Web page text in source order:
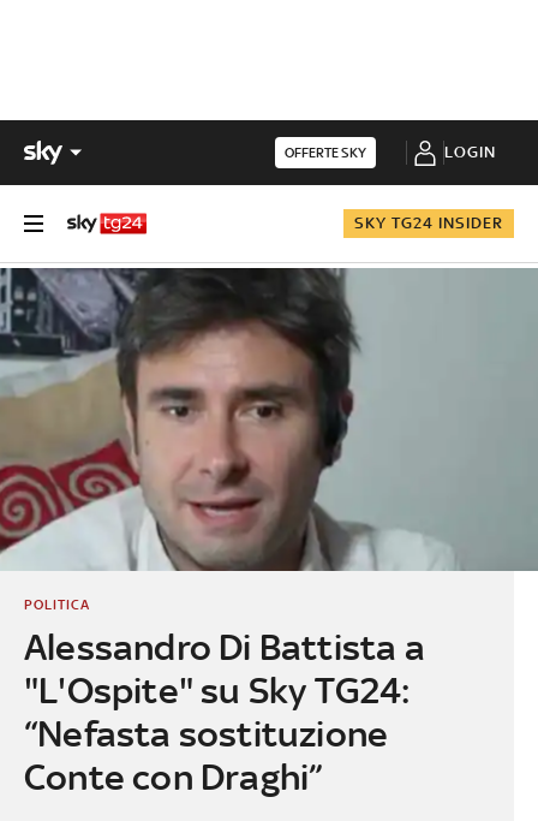
OFFERTE SKY LOGIN
SKY TG24 INSIDER
Alessandro Di Battista a
"L'Ospite" su Sky TG24:
“Nefasta sostituzione
Conte con Draghi”
POLITICA